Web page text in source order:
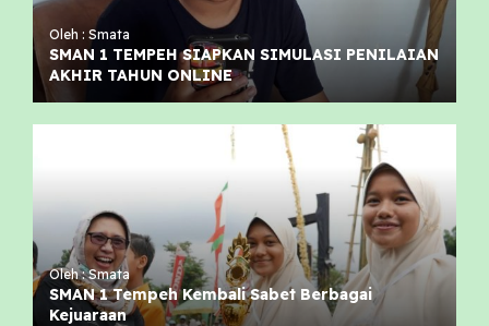
Oleh : Smata
SMAN 1 TEMPEH SIAPKAN SIMULASI PENILAIAN
AKHIR TAHUN ONLINE
Oleh : Smata
SMAN 1 Tempeh Kembali Sabet Berbagai
Kejuaraan